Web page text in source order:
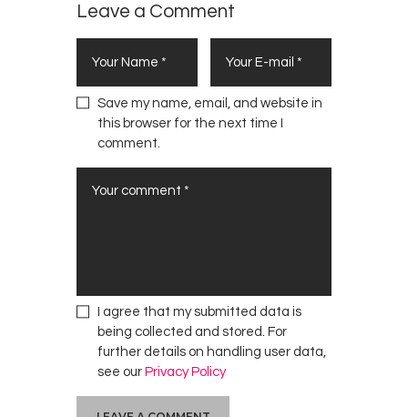
Leave a Comment
Save my name, email, and website in
this browser for the next time I
comment.
I agree that my submitted data is
being collected and stored. For
further details on handling user data,
see our Privacy Policy